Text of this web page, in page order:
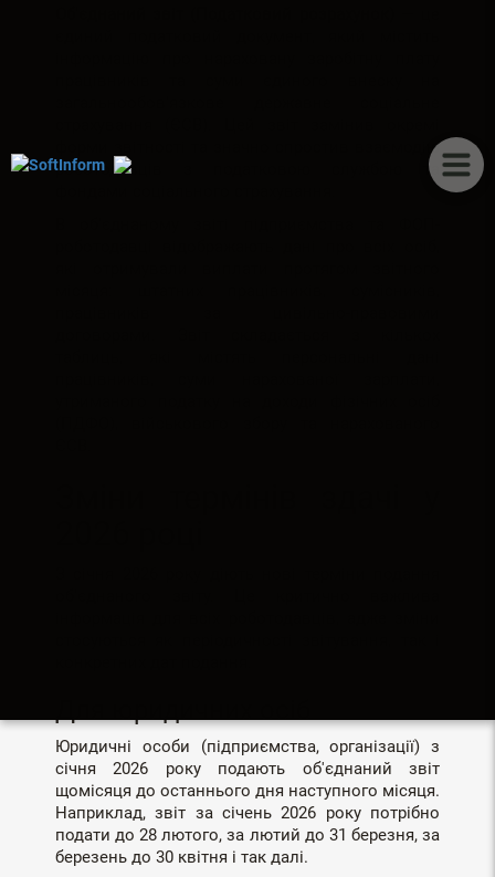
форми звітності та значно спростив взаємодію
роботодавців з податковою службою та
Юридичні особи (підприємства, організації) з
січня 2026 року подають об'єднаний звіт
щомісяця до останнього дня наступного місяця.
Наприклад, звіт за січень 2026 року потрібно
подати до 28 лютого, за лютий до 31 березня, за
березень до 30 квітня і так далі.